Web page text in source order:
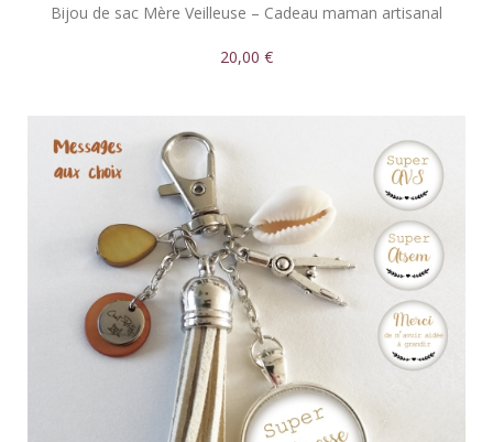
Bijou de sac Mère Veilleuse – Cadeau maman artisanal
20,00 €